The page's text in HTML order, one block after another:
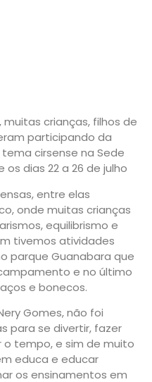
crianças, filhos de
participando da
cirsense na Sede
os dias 22 a 26 de julho
entre elas
onde muitas crianças
equilibrismo e
tivemos atividades
parque Guanabara que
e no último
e bonecos.
Gomes, não foi
para se divertir, fazer
tempo, e sim de muito
educa e educar
os ensinamentos em